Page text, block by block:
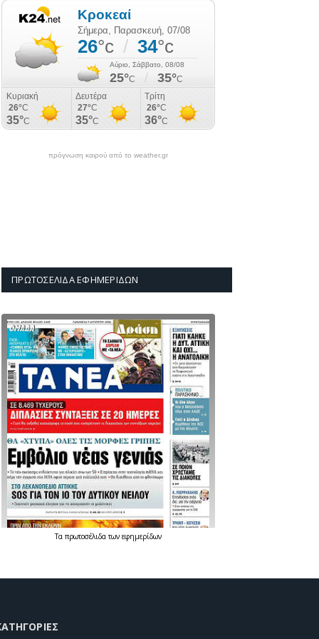
πρόγνωση καιρού από το weather.gr
ΠΡΩΤΟΣΈΛΙΔΑ ΕΦΗΜΕΡΊΔΩΝ
Τα πρωτοσέλιδατων εφημερίδων